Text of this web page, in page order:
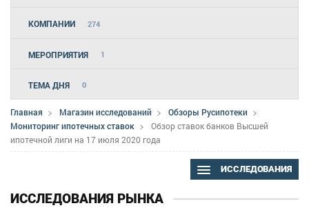
КОМПАНИИ 274
МЕРОПРИЯТИЯ 1
ТЕМА ДНЯ 0
Главная Магазин исследований
Обзоры Русипотеки
Мониторинг ипотечных ставок
Обзор ставок банков Высшей
ипотечной лиги на 17 июля 2020 года
ИССЛЕДОВАНИЯ
ИССЛЕДОВАНИЯ РЫНКА